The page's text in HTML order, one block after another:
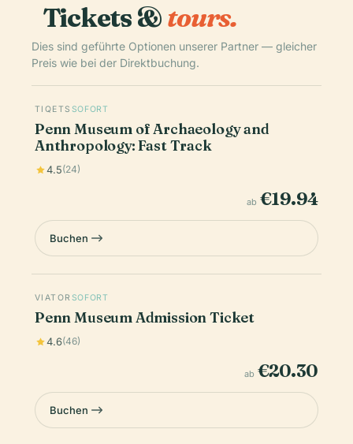
Tickets &tours.
Dies sind geführte Optionen unserer Partner — gleicher
Preis wie bei der Direktbuchung.
TIQETS SOFORT
Penn Museum of Archaeology and
Anthropology: Fast Track
4.5(24)
ab €19.94
Buchen
VIATOR SOFORT
Penn Museum Admission Ticket
4.6(46)
ab €20.30
Buchen